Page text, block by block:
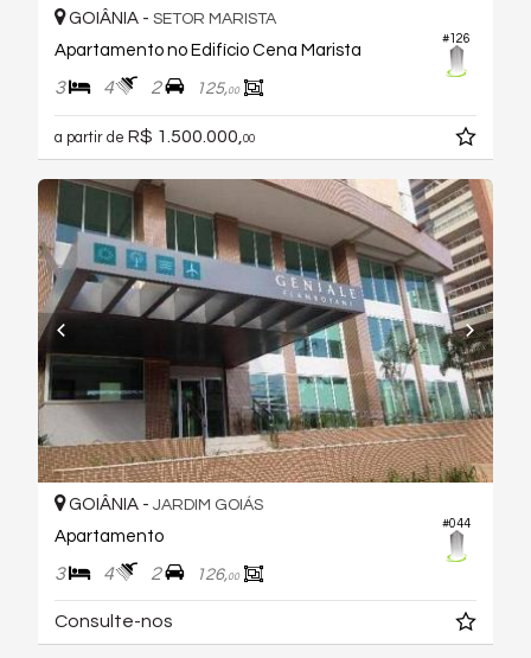
#126
GOIÂNIA - SETOR MARISTA
Apartamento no Edifício Cena Marista
3 4 2 125,00
a partir de R$ 1.500.000, 00
#044
GOIÂNIA - JARDIM GOIÁS
Apartamento
3 4 2 126,00
Consulte-nos